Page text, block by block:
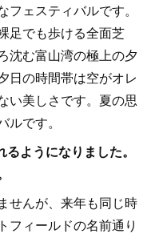
ェスティバルです。
足でも歩ける全面芝
沈む富山湾の極上の夕
日の時間帯は空がオレ
い美しさです。夏の思
です。
ようになりました。
せんが、来年も同じ時
フィールドの名前通り